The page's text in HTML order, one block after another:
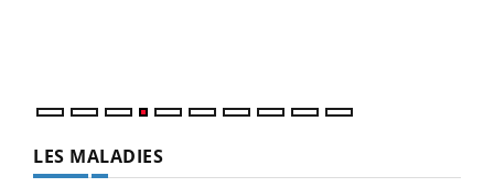
LES MALADIES